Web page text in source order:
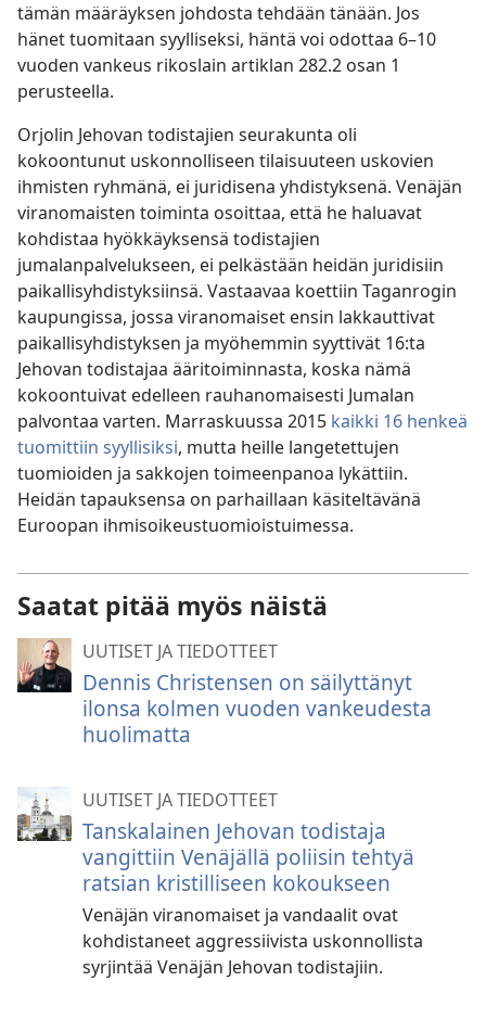
tämän määräyksen johdosta tehdään tänään. Jos
hänet tuomitaan syylliseksi, häntä voi odottaa 6–10
vuoden vankeus rikoslain artiklan 282.2 osan 1
perusteella.
Orjolin Jehovan todistajien seurakunta oli
kokoontunut uskonnolliseen tilaisuuteen uskovien
ihmisten ryhmänä, ei juridisena yhdistyksenä. Venäjän
viranomaisten toiminta osoittaa, että he haluavat
kohdistaa hyökkäyksensä todistajien
jumalanpalvelukseen, ei pelkästään heidän juridisiin
paikallisyhdistyksiinsä. Vastaavaa koettiin Taganrogin
kaupungissa, jossa viranomaiset ensin lakkauttivat
paikallisyhdistyksen ja myöhemmin syyttivät 16:ta
Jehovan todistajaa ääritoiminnasta, koska nämä
kokoontuivat edelleen rauhanomaisesti Jumalan
palvontaa varten. Marraskuussa 2015 kaikki 16 henkeä
tuomittiin syyllisiksi, mutta heille langetettujen
tuomioiden ja sakkojen toimeenpanoa lykättiin.
Heidän tapauksensa on parhaillaan käsiteltävänä
Euroopan ihmisoikeustuomioistuimessa.
Saatat pitää myös näistä
UUTISET JA TIEDOTTEET
Dennis Christensen on säilyttänyt
ilonsa kolmen vuoden vankeudesta
huolimatta
UUTISET JA TIEDOTTEET
Tanskalainen Jehovan todistaja
vangittiin Venäjällä poliisin tehtyä
ratsian kristilliseen kokoukseen
Venäjän viranomaiset ja vandaalit ovat
kohdistaneet aggressiivista uskonnollista
syrjintää Venäjän Jehovan todistajiin.